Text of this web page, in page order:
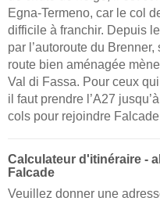
Egna-Termeno, car le col
difficile à franchir. Depuis
par l’autoroute du
route bien aménagée
Val di Fassa. Pour ceux
il faut prendre l’A27
cols pour rejoindre
Calculateur d'itinéraire -
Falcade
Veuillez donner une